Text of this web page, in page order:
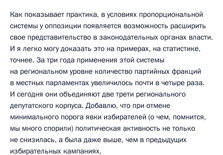
Как показывает практика, в условиях пропорциональной
системы у оппозиции появляется возможность расширить
свое представительство в законодательных органах власти.
И я легко могу доказать это на примерах, на статистике,
точнее. За три года применения этой системы
на региональном уровне количество партийных фракций
в местных парламентах увеличилось почти в четыре раза.
И сегодня они объединяют две трети регионального
депутатского корпуса. Добавлю, что при отмене
минимального порога явки избирателей (о чем, помнится,
мы много спорили) политическая активность не только
не снизилась, а была даже выше, чем в предыдущих
избирательных кампаниях.